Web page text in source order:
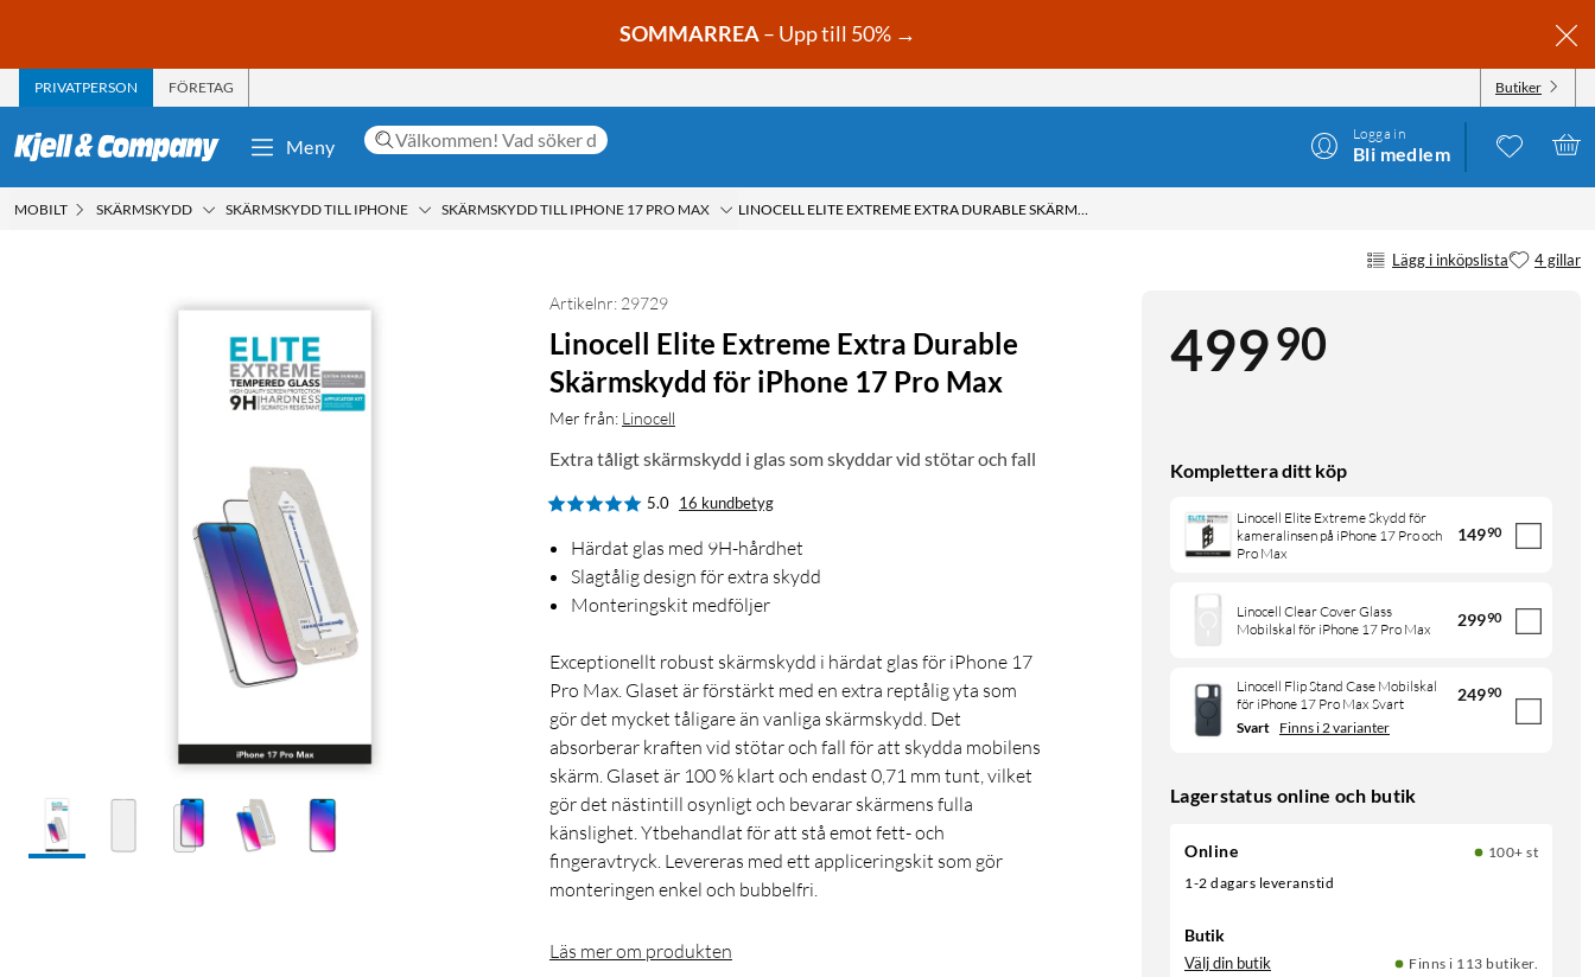
SOMMARREA– Upp till 50% →
PRIVATPERSON FÖRETAG Butiker
Meny
Logga in
Bli medlem
MOBILT SKÄRMSKYDD SKÄRMSKYDD TILL IPHONE SKÄRMSKYDD TILL IPHONE 17 PRO MAX LINOCELL ELITE EXTREME EXTRA DURABLE SKÄRMSKYDD FÖR IPHONE 17 PRO MAX
Lägg i inköpslista 4 gillar
49990
Komplettera ditt köp
Linocell Elite Extreme Skydd för
kameralinsen på iPhone 17 Pro och
Pro Max
14990
Linocell Clear Cover Glass
Mobilskal för iPhone 17 Pro Max
29990
Linocell Flip Stand Case Mobilskal
för iPhone 17 Pro Max Svart
24990
Svart Finns i 2 varianter
Lagerstatus online och butik
Online
100+ st
1-2 dagars leveranstid
Butik
Välj din butik Finns i 113 butiker.
Artikelnr: 29729
Linocell Elite Extreme Extra Durable
Skärmskydd för iPhone 17 Pro Max
Mer från: Linocell
Extra tåligt skärmskydd i glas som skyddar vid stötar och fall
5.0 16 kundbetyg
Härdat glas med 9H-hårdhet
Slagtålig design för extra skydd
Monteringskit medföljer
Exceptionellt robust skärmskydd i härdat glas för iPhone 17
Pro Max. Glaset är förstärkt med en extra reptålig yta som
gör det mycket tåligare än vanliga skärmskydd. Det
absorberar kraften vid stötar och fall för att skydda mobilens
skärm. Glaset är 100 % klart och endast 0,71 mm tunt, vilket
gör det nästintill osynligt och bevarar skärmens fulla
känslighet. Ytbehandlat för att stå emot fett- och
fingeravtryck. Levereras med ett appliceringskit som gör
monteringen enkel och bubbelfri.
Läs mer om produkten